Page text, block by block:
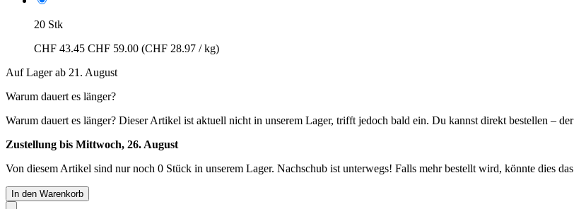
20 Stk
CHF 43.45 CHF 59.00 (CHF 28.97 / kg)
Auf Lager ab 21. August
Warum dauert es länger?
Warum dauert es länger? Dieser Artikel ist aktuell nicht in unserem Lager, trifft jedoch bald ein. Du kannst direkt bestellen –
Zustellung bis Mittwoch, 26. August
Von diesem Artikel sind nur noch 0 Stück in unserem Lager. Nachschub ist unterwegs! Falls mehr bestellt wird, könnte dies
In den Warenkorb